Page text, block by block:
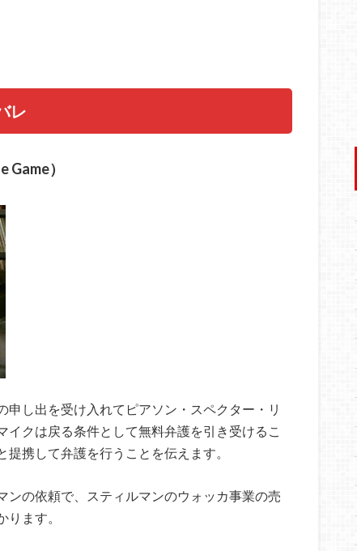
レ
）
し出を受け入れてピアソン・スペクター・リ
クは戻る条件として無料弁護を引き受けるこ
携して弁護を行うことを伝えます。
ンの依頼で、スティルマンのウォッカ事業の売
ます。